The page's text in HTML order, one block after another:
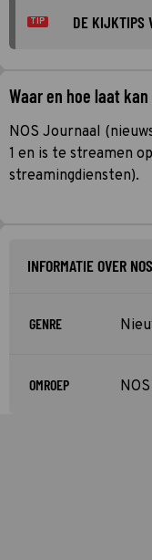
TIP DE KIJKTIPS
Waar en hoe laat
NOS Journaal
1 en is te streamen
streamingdiensten).
INFORMATIE OVER
GENRE
OMROEP NOS